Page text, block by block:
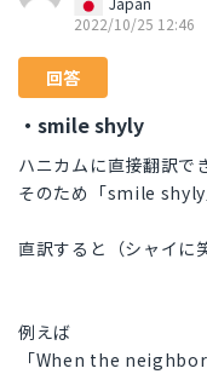
2022/10/25 12:46
回答
・smile shyly
ハニカムに直接翻訳で
そのため「smile shyly
直訳すると（シャイに
例えば
「When the